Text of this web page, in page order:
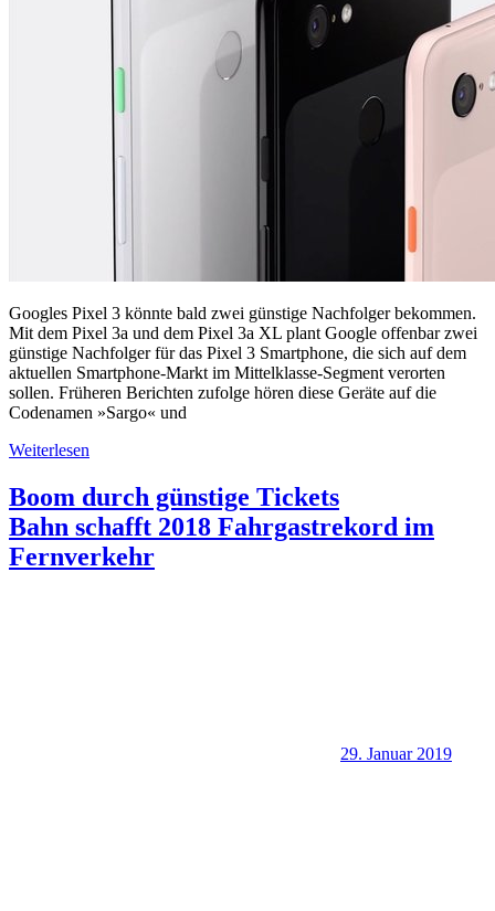
Googles Pixel 3 könnte bald zwei günstige Nachfolger bekommen.
Mit dem Pixel 3a und dem Pixel 3a XL plant Google offenbar zwei
günstige Nachfolger für das Pixel 3 Smartphone, die sich auf dem
aktuellen Smartphone-Markt im Mittelklasse-Segment verorten
sollen. Früheren Berichten zufolge hören diese Geräte auf die
Codenamen »Sargo« und
Weiterlesen
Boom durch günstige Tickets
Bahn schafft 2018 Fahrgastrekord im
Fernverkehr
29. Januar 2019